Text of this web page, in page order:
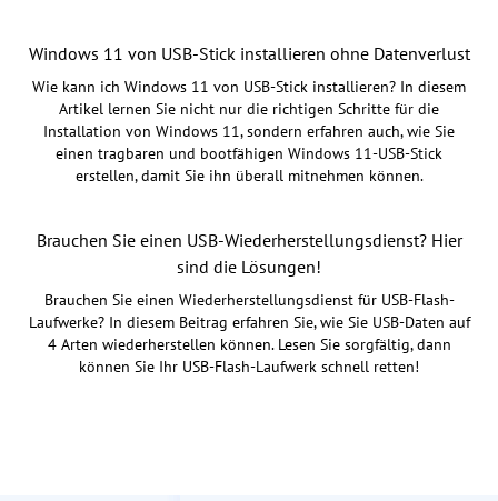
Windows 11 von USB-Stick installieren ohne Datenverlust
Wie kann ich Windows 11 von USB-Stick installieren? In diesem
Artikel lernen Sie nicht nur die richtigen Schritte für die
Installation von Windows 11, sondern erfahren auch, wie Sie
einen tragbaren und bootfähigen Windows 11-USB-Stick
erstellen, damit Sie ihn überall mitnehmen können.
Brauchen Sie einen USB-Wiederherstellungsdienst? Hier
sind die Lösungen!
Brauchen Sie einen Wiederherstellungsdienst für USB-Flash-
Laufwerke? In diesem Beitrag erfahren Sie, wie Sie USB-Daten auf
4 Arten wiederherstellen können. Lesen Sie sorgfältig, dann
können Sie Ihr USB-Flash-Laufwerk schnell retten!